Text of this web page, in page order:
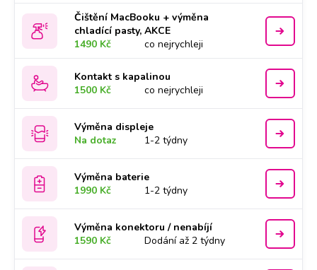
Čištění MacBooku + výměna
chladící pasty, AKCE
1490 Kč
co nejrychleji
Kontakt s kapalinou
1500 Kč
co nejrychleji
Výměna displeje
Na dotaz
1-2 týdny
Výměna baterie
1990 Kč
1-2 týdny
Výměna konektoru / nenabíjí
1590 Kč
Dodání až 2 týdny